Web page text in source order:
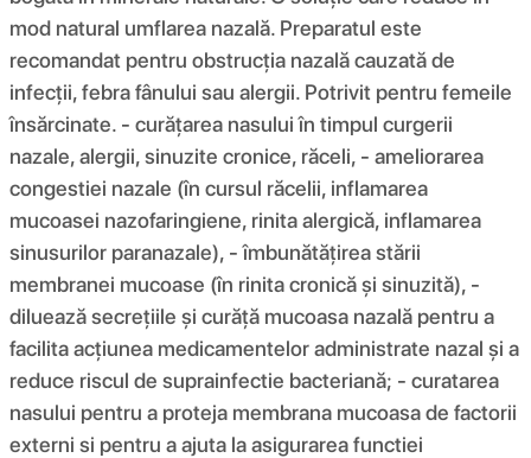
mod natural umflarea nazală. Preparatul este
recomandat pentru obstrucția nazală cauzată de
infecții, febra fânului sau alergii. Potrivit pentru femeile
însărcinate. - curățarea nasului în timpul curgerii
nazale, alergii, sinuzite cronice, răceli, - ameliorarea
congestiei nazale (în cursul răcelii, inflamarea
mucoasei nazofaringiene, rinita alergică, inflamarea
sinusurilor paranazale), - îmbunătățirea stării
membranei mucoase (în rinita cronică și sinuzită), -
diluează secrețiile și curăță mucoasa nazală pentru a
facilita acțiunea medicamentelor administrate nazal și a
reduce riscul de suprainfectie bacteriană; - curatarea
nasului pentru a proteja membrana mucoasa de factorii
externi si pentru a ajuta la asigurarea functiei